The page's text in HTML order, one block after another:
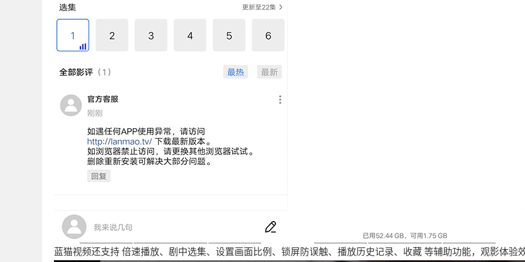
蓝猫视频还支持 倍速播放、剧中选集、设置画面比例、锁屏防误触、播放历史记录、收藏 等辅助功能，观影体验